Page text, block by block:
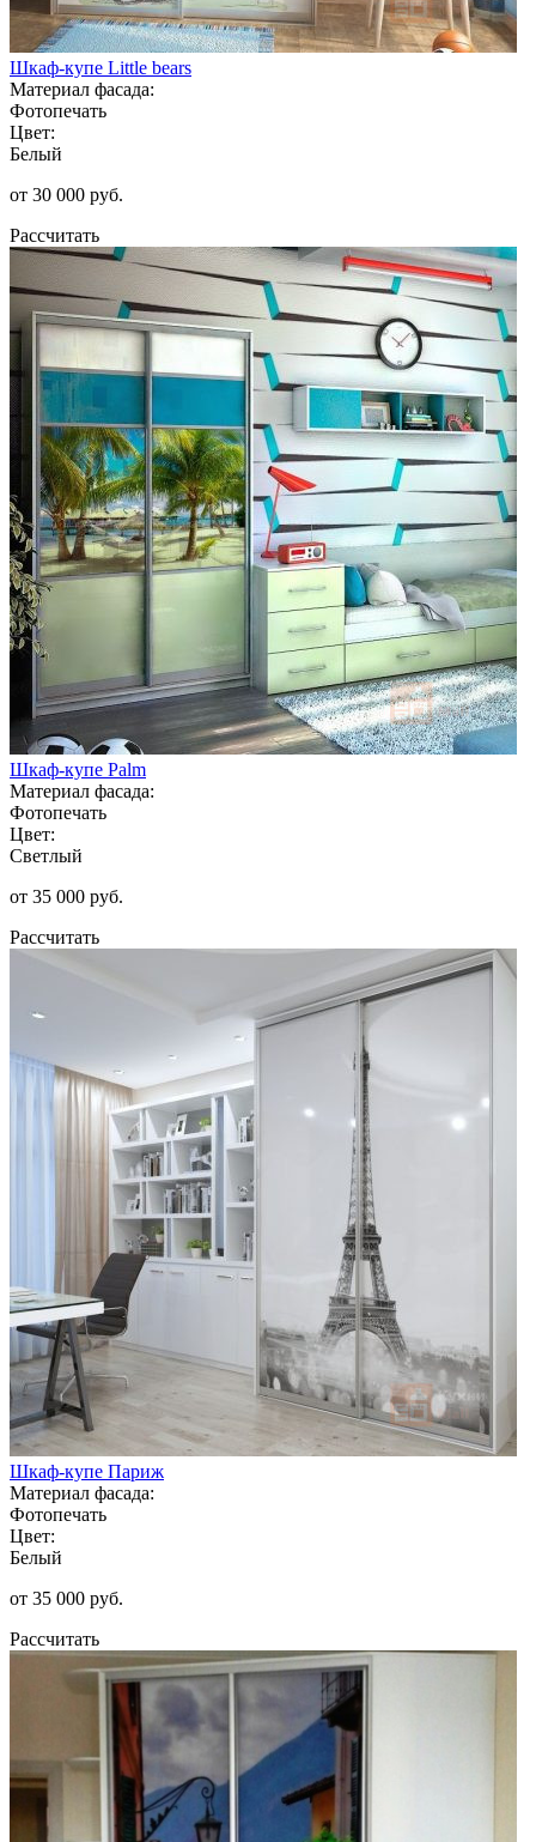
Шкаф-купе Little bears
Материал фасада:
Фотопечать
Цвет:
Белый
от 30 000 руб.
Рассчитать
Шкаф-купе Palm
Материал фасада:
Фотопечать
Цвет:
Светлый
от 35 000 руб.
Рассчитать
Шкаф-купе Париж
Материал фасада:
Фотопечать
Цвет:
Белый
от 35 000 руб.
Рассчитать